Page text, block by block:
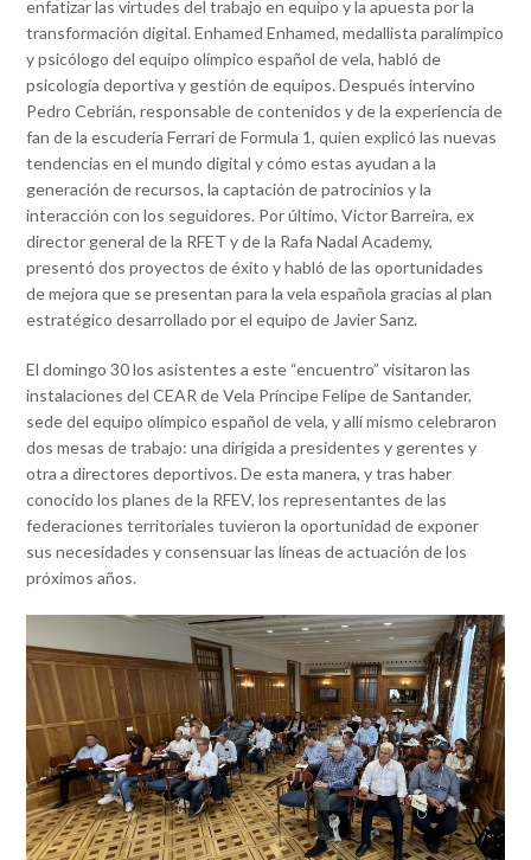
enfatizar las virtudes del trabajo en equipo y la apuesta por la
transformación digital. Enhamed Enhamed, medallista paralímpico
y psicólogo del equipo olímpico español de vela, habló de
psicología deportiva y gestión de equipos. Después intervino
Pedro Cebrián, responsable de contenidos y de la experiencia de
fan de la escudería Ferrari de Formula 1, quien explicó las nuevas
tendencias en el mundo digital y cómo estas ayudan a la
generación de recursos, la captación de patrocinios y la
interacción con los seguidores. Por último, Victor Barreira, ex
director general de la RFET y de la Rafa Nadal Academy,
presentó dos proyectos de éxito y habló de las oportunidades
de mejora que se presentan para la vela española gracias al plan
estratégico desarrollado por el equipo de Javier Sanz.
El domingo 30 los asistentes a este “encuentro” visitaron las
instalaciones del CEAR de Vela Príncipe Felipe de Santander,
sede del equipo olímpico español de vela, y allí mismo celebraron
dos mesas de trabajo: una dirigida a presidentes y gerentes y
otra a directores deportivos. De esta manera, y tras haber
conocido los planes de la RFEV, los representantes de las
federaciones territoriales tuvieron la oportunidad de exponer
sus necesidades y consensuar las líneas de actuación de los
próximos años.